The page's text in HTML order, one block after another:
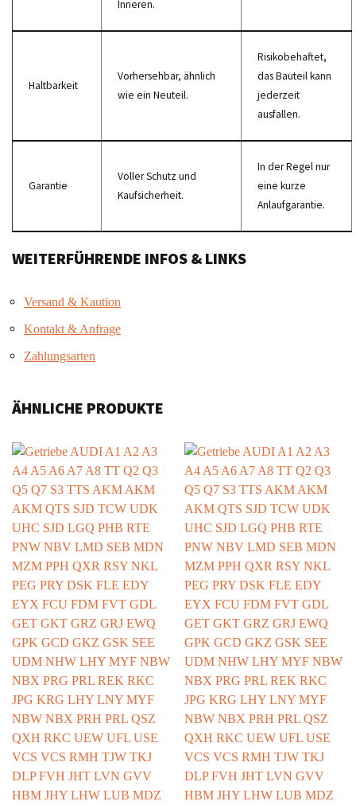
Inneren.
Haltbarkeit
Vorhersehbar, ähnlich
wie ein Neuteil.
Risikobehaftet,
das Bauteil kann
jederzeit
ausfallen.
Garantie
Voller Schutz und
Kaufsicherheit.
In der Regel nur
eine kurze
Anlaufgarantie.
WEITERFÜHRENDE INFOS & LINKS
Versand & Kaution
Kontakt & Anfrage
Zahlungsarten
ÄHNLICHE PRODUKTE